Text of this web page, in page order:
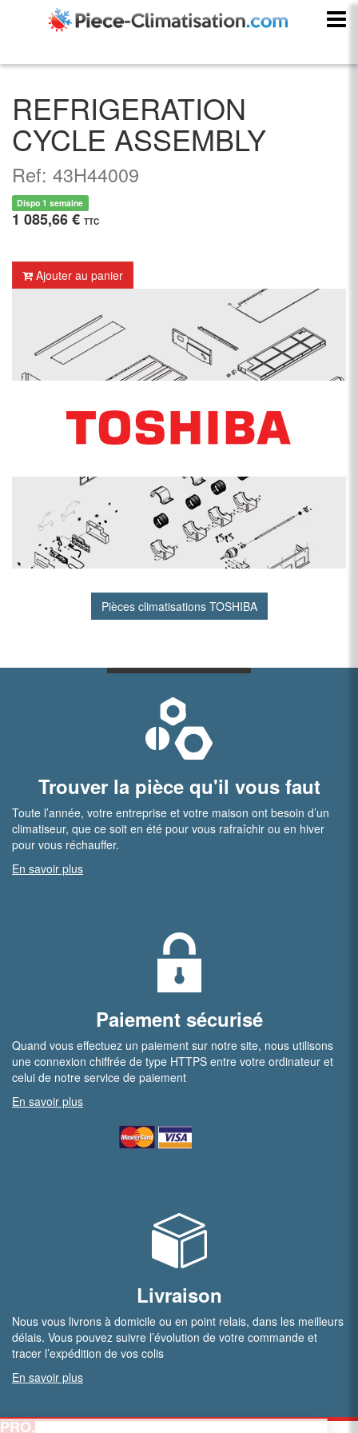
REFRIGERATION
CYCLE ASSEMBLY
Ref: 43H44009
Dispo 1 semaine
1 085,66 € TTC
Ajouter au panier
Pièces climatisations TOSHIBA
Trouver la pièce qu'il vous faut
Toute l’année, votre entreprise et votre maison ont besoin d’un
climatiseur, que ce soit en été pour vous rafraîchir ou en hiver
pour vous réchauffer.
En savoir plus
Paiement sécurisé
Quand vous effectuez un paiement sur notre site, nous utilisons
une connexion chiffrée de type HTTPS entre votre ordinateur et
celui de notre service de paiement
En savoir plus
Livraison
Nous vous livrons à domicile ou en point relais, dans les meilleurs
délais. Vous pouvez suivre l’évolution de votre commande et
tracer l’expédition de vos colis
En savoir plus
PRO.